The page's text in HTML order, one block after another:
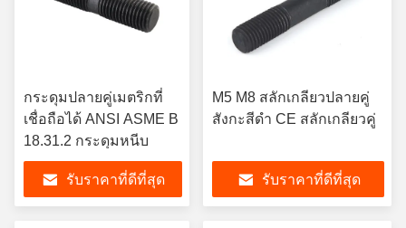
กระดุมปลายคู่เมตริกที่
เชื่อถือได้ ANSI ASME B
18.31.2 กระดุมหนีบ
รับราคาที่ดีที่สุด
M5 M8 สลักเกลียวปลายคู่
สังกะสีดำ CE สลักเกลียวคู่
รับราคาที่ดีที่สุด